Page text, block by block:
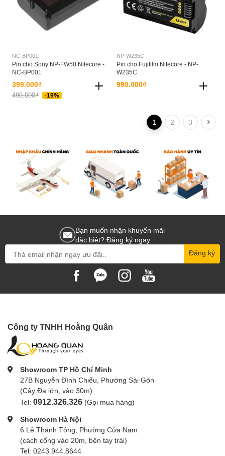
NC-BP001
Pin cho Sony NP-FW50 Nitecore -
NC-BP001
399.000₫
490.000₫ -19%
NP-W235C
Pin cho Fujifilm Nitecore - NP-
W235C
990.000₫
1 2 3
Bạn muốn nhận khuyến mãi
đặc biệt? Đăng ký ngay.
Đăng ký
Công ty TNHH Hoằng Quân
Showroom TP Hồ Chí Minh
27B Nguyễn Đình Chiểu, Phường Sài Gòn
(Cây Đa lớn, vào 30m)
Tel: 0912.326.326 (Gọi mua hàng)
Showroom Hà Nội
6 Lê Thánh Tông, Phường Cửa Nam
(cách cổng vào 20m, bên tay trái)
Tel: 0243.944.8644